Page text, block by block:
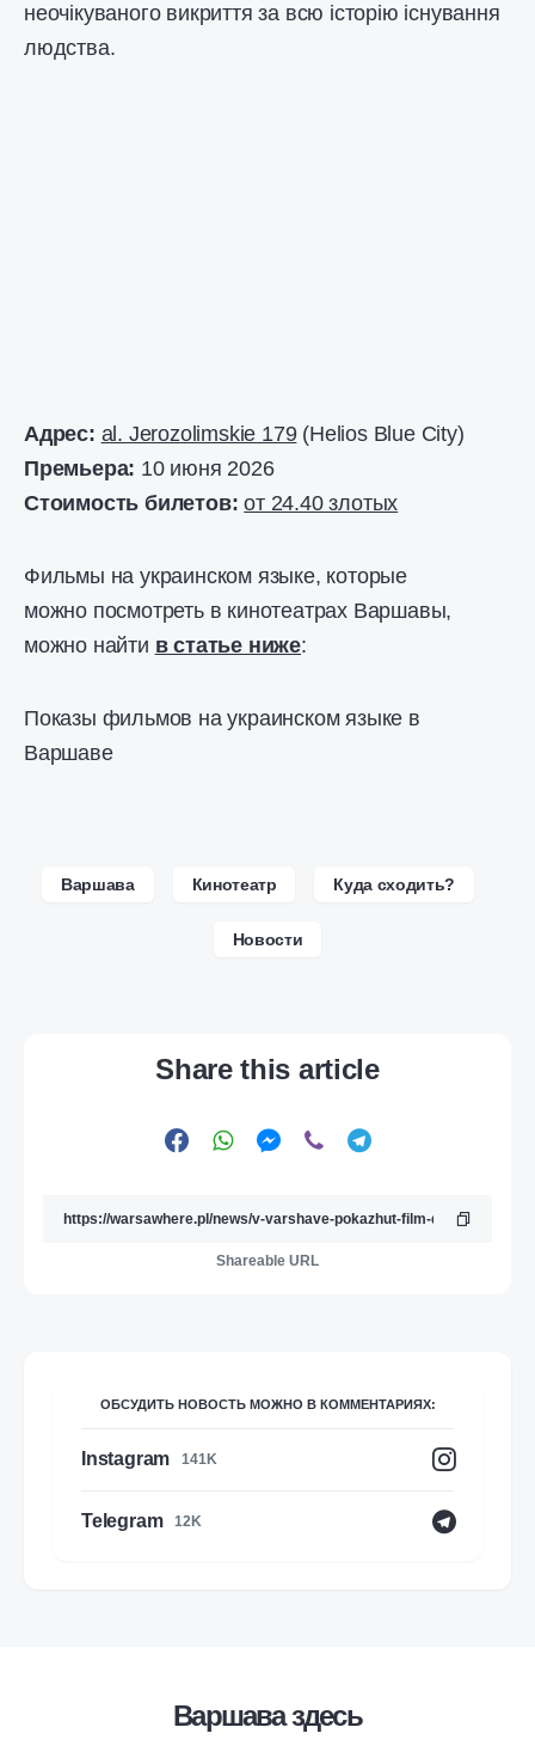
неочікуваного викриття за всю історію існування
людства.
Адрес: al. Jerozolimskie 179(Helios Blue City)
Премьера: 10 июня 2026
Стоимость билетов: от 24.40 злотых
Фильмы на украинском языке, которые
можно посмотреть в кинотеатрах Варшавы,
можно найти в статье ниже:
Показы фильмов на украинском языке в
Варшаве
Варшава Кинотеатр Куда сходить?
Новости
Share this article
Shareable URL
ОБСУДИТЬ НОВОСТЬ МОЖНО В КОММЕНТАРИЯХ:
Instagram 141K
Telegram 12K
Варшава здесь